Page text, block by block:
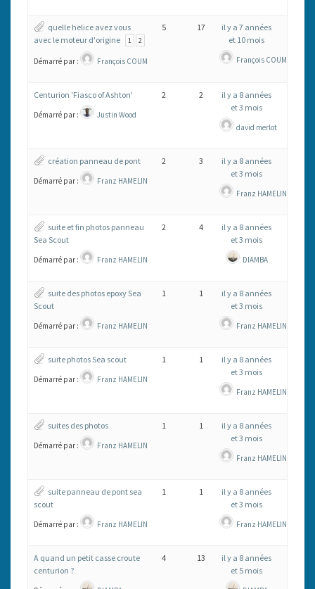
quelle helice avez vous
avec le moteur d'origine
1 2
Démarré par : François COUM
5 17
il y a 7 années
et 10 mois
François COUM
Centurion 'Fiasco of Ashton'
Démarré par : Justin Wood
2 2
il y a 8 années
et 3 mois
david merlot
création panneau de pont
Démarré par : Franz HAMELIN
2 3
il y a 8 années
et 3 mois
Franz HAMELIN
suite et fin photos panneau
Sea Scout
Démarré par : Franz HAMELIN
2 4
il y a 8 années
et 3 mois
DIAMBA
suite des photos epoxy Sea
Scout
Démarré par : Franz HAMELIN
1 1
il y a 8 années
et 3 mois
Franz HAMELIN
suite photos Sea scout
Démarré par : Franz HAMELIN
1 1
il y a 8 années
et 3 mois
Franz HAMELIN
suites des photos
Démarré par : Franz HAMELIN
1 1
il y a 8 années
et 3 mois
Franz HAMELIN
suite panneau de pont sea
scout
Démarré par : Franz HAMELIN
1 1
il y a 8 années
et 3 mois
Franz HAMELIN
A quand un petit casse croute
centurion ?
4 13
il y a 8 années
et 5 mois